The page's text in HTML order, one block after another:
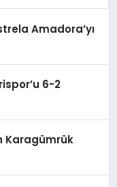
Amadora’yı
6-2
Karagümrük